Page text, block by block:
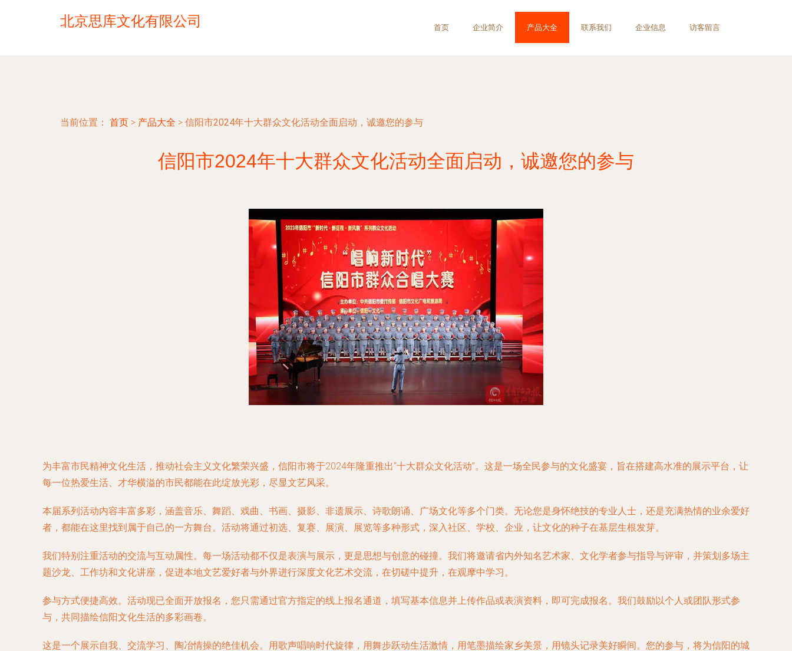
北京思库文化有限公司 首页 企业简介 产品大全 联系我们 企业信息 访客留言
当前位置： 首页 > 产品大全 > 信阳市2024年十大群众文化活动全面启动，诚邀您的参与
信阳市2024年十大群众文化活动全面启动，诚邀您的参与
为丰富市民精神文化生活，推动社会主义文化繁荣兴盛，信阳市将于2024年隆重推出“十大群众文化活动”。这是一场全民参与的文化盛宴，旨在搭建高水准的展示平台，让
每一位热爱生活、才华横溢的市民都能在此绽放光彩，尽显文艺风采。
本届系列活动内容丰富多彩，涵盖音乐、舞蹈、戏曲、书画、摄影、非遗展示、诗歌朗诵、广场文化等多个门类。无论您是身怀绝技的专业人士，还是充满热情的业余爱好
者，都能在这里找到属于自己的一方舞台。活动将通过初选、复赛、展演、展览等多种形式，深入社区、学校、企业，让文化的种子在基层生根发芽。
我们特别注重活动的交流与互动属性。每一场活动都不仅是表演与展示，更是思想与创意的碰撞。我们将邀请省内外知名艺术家、文化学者参与指导与评审，并策划多场主
题沙龙、工作坊和文化讲座，促进本地文艺爱好者与外界进行深度文化艺术交流，在切磋中提升，在观摩中学习。
参与方式便捷高效。活动现已全面开放报名，您只需通过官方指定的线上报名通道，填写基本信息并上传作品或表演资料，即可完成报名。我们鼓励以个人或团队形式参
与，共同描绘信阳文化生活的多彩画卷。
这是一个展示自我、交流学习、陶冶情操的绝佳机会。用歌声唱响时代旋律，用舞步跃动生活激情，用笔墨描绘家乡美景，用镜头记录美好瞬间。您的参与，将为信阳的城